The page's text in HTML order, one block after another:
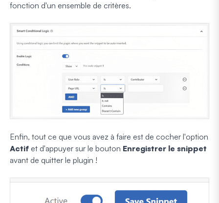
fonction d'un ensemble de critères.
Enfin, tout ce que vous avez à faire est de cocher l'option
Actif et d'appuyer sur le bouton Enregistrer le snippet
avant de quitter le plugin !